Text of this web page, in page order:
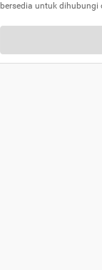
bersedia untuk dihubungi